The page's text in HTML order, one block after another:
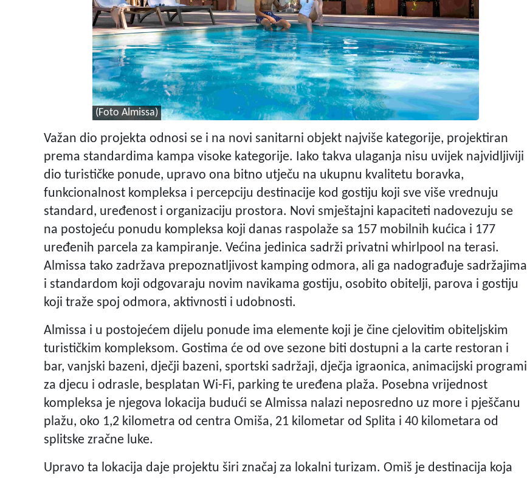
(Foto Almissa)
Važan dio projekta odnosi se i na novi sanitarni objekt najviše kategorije, projektiran
prema standardima kampa visoke kategorije. Iako takva ulaganja nisu uvijek najvidljiviji
dio turističke ponude, upravo ona bitno utječu na ukupnu kvalitetu boravka,
funkcionalnost kompleksa i percepciju destinacije kod gostiju koji sve više vrednuju
standard, uređenost i organizaciju prostora. Novi smještajni kapaciteti nadovezuju se
na postojeću ponudu kompleksa koji danas raspolaže sa 157 mobilnih kućica i 177
uređenih parcela za kampiranje. Većina jedinica sadrži privatni whirlpool na terasi.
Almissa tako zadržava prepoznatljivost kamping odmora, ali ga nadograđuje sadržajima
i standardom koji odgovaraju novim navikama gostiju, osobito obitelji, parova i gostiju
koji traže spoj odmora, aktivnosti i udobnosti.
Almissa i u postojećem dijelu ponude ima elemente koji je čine cjelovitim obiteljskim
turističkim kompleksom. Gostima će od ove sezone biti dostupni a la carte restoran i
bar, vanjski bazeni, dječji bazeni, sportski sadržaji, dječja igraonica, animacijski programi
za djecu i odrasle, besplatan Wi-Fi, parking te uređena plaža. Posebna vrijednost
kompleksa je njegova lokacija budući se Almissa nalazi neposredno uz more i pješčanu
plažu, oko 1,2 kilometra od centra Omiša, 21 kilometar od Splita i 40 kilometara od
splitske zračne luke.
Upravo ta lokacija daje projektu širi značaj za lokalni turizam. Omiš je destinacija koja